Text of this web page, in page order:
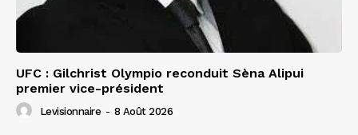
UFC : Gilchrist Olympio reconduit Sèna Alipui
premier vice-président
Levisionnaire - 8 Août 2026